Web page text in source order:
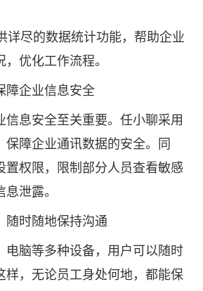
详尽的数据统计功能，帮助企业
，优化工作流程。
障企业信息安全
信息安全至关重要。任小聊采用
保障企业通讯数据的安全。同
置权限，限制部分人员查看敏感
泄露。
随时随地保持沟通
电脑等多种设备，用户可以随时
样，无论员工身处何地，都能保